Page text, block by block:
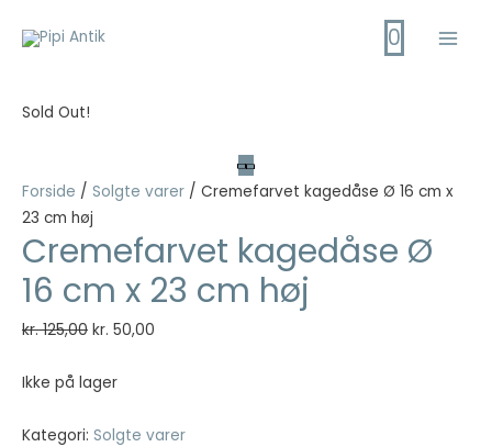
0
Sold Out!
Forside / Solgte varer / Cremefarvet kagedåse Ø 16 cm x
23 cm høj
Cremefarvet kagedåse Ø
16 cm x 23 cm høj
kr.125,00 Den
pris
kr. 125,00.
kr. 50,00
kr. 50,00.
Ikke på lager
Kategori: Solgte varer